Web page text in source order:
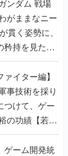
ム 戦場
がままなニー
貫く姿勢に、
矜持を見た
イター編】
事技術を採り
つけて、ゲー
の功績【若ゲ
ゲーム開発統